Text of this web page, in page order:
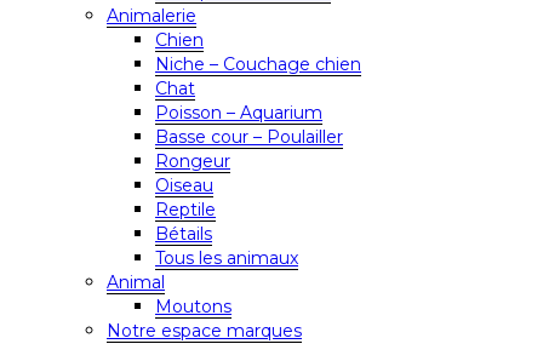
Animalerie
Chien
Niche – Couchage chien
Chat
Poisson – Aquarium
Basse cour – Poulailler
Rongeur
Oiseau
Reptile
Bétails
Tous les animaux
Animal
Moutons
Notre espace marques